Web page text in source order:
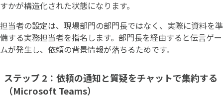
すかが構造化された状態になります。
担当者の設定は、現場部門の部門長ではなく、実際に資料を準
備する実務担当者を指名します。部門長を経由すると伝言ゲー
ムが発生し、依頼の背景情報が落ちるためです。
ステップ 2：依頼の通知と質疑をチャットで集約する
（Microsoft Teams）